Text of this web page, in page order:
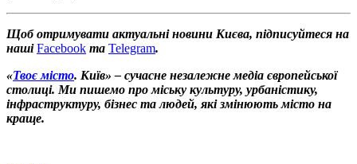
Щоб отримувати актуальні новини Києва, підписуйтеся на
нашіFacebook та Telegram.
«Твоє місто. Київ» – сучасне незалежне медіа європейської
столиці. Ми пишемо про міську культуру, урбаністику,
інфраструктуру, бізнес та людей, які змінюють місто на
краще.